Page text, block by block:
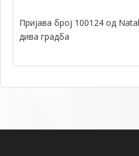
Пријава број 100124 од
дива градба